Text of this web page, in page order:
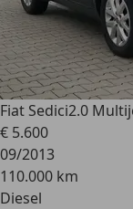
Fiat Sedici2.0
€ 5.600
09/2013
110.000 km
Diesel